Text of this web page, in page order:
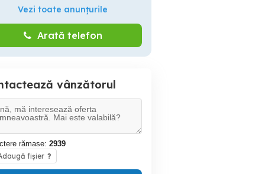
Vezi toate anunțurile
Arată telefon
vânzătorul
rămase: 2939
fișier ?